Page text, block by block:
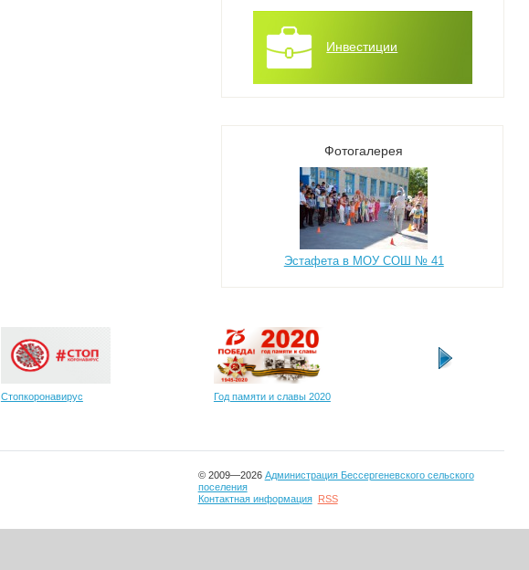
Инвестиции
Фотогалерея
Эстафета в МОУ СОШ № 41
Стопкоронавирус Год памяти и славы 2020
© 2009—2026 Администрация Бессергеневского сельского
поселения
Контактная информация
RSS